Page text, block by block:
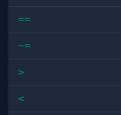
==
~=
>
<